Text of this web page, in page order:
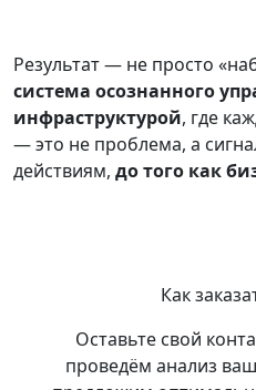
Результат — не просто
система осознанного
инфраструктурой, где
— это не проблема, а
действиям, до того как
Как
Оставьте свой
проведём анализ